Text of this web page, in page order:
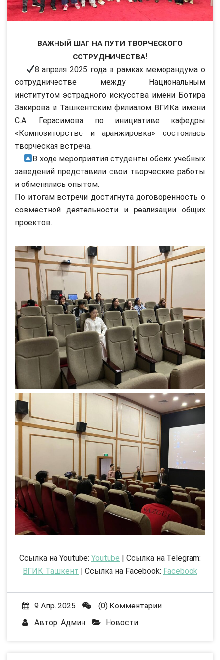
Важный шаг на пути творческого
сотрудничества!
8 апреля 2025 года в рамках меморандума о
сотрудничестве между Национальным
институтом эстрадного искусства имени Ботира
Закирова и Ташкентским филиалом ВГИКа имени
С.А. Герасимова по инициативе кафедры
«Композиторство и аранжировка» состоялась
творческая встреча.
В ходе мероприятия студенты обеих учебных
заведений представили свои творческие работы
и обменялись опытом.
По итогам встречи достигнута договорённость о
совместной деятельности и реализации общих
проектов.
Ссылка на Youtube: Youtube | Ссылка на Telegram:
ВГИК Ташкент | Ссылка на Facebook: Facebook
9 Апр, 2025
(0) Комментарии
Автор: Админ Новости